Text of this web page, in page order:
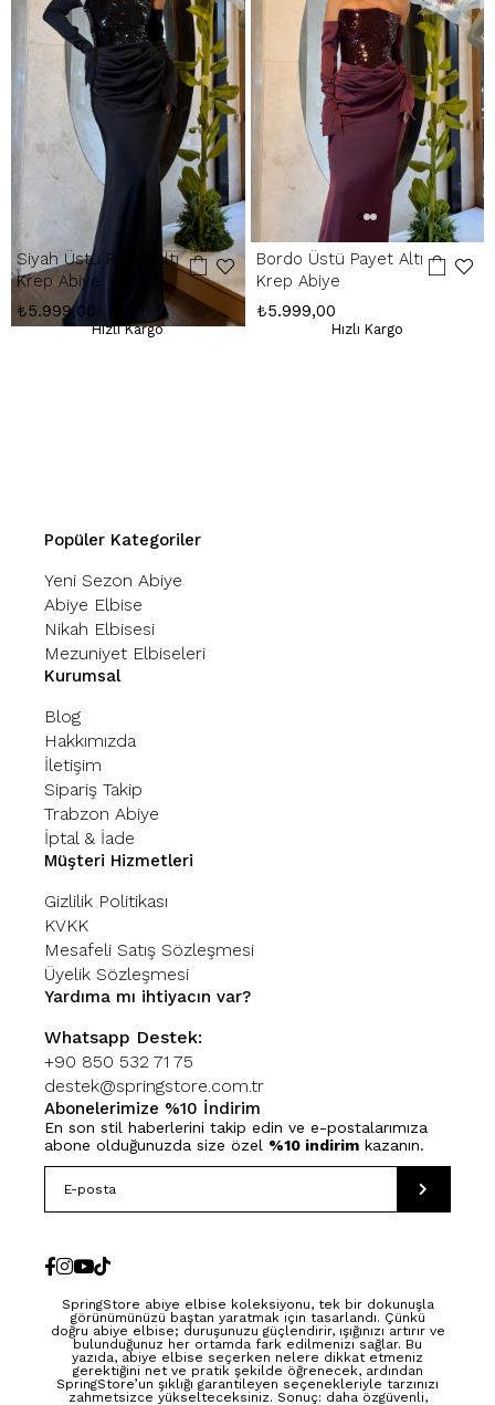
İade Adresimiz: Kemerkaya Mah. Halkevi Cad. No 11 SpringStore - Ortahisar
/ Trabzon
Whatsapp Çağrı Merkezi:085053217175
Siyah Üstü Payet Altı
Krep Abiye
₺5.999,00
Hızlı Kargo
Bordo Üstü Payet Altı
Krep Abiye
₺5.999,00
Hızlı Kargo
Popüler Kategoriler
Yeni Sezon Abiye
Abiye Elbise
Nikah Elbisesi
Mezuniyet Elbiseleri
Kurumsal
Blog
Hakkımızda
İletişim
Sipariş Takip
Trabzon Abiye
İptal & İade
Müşteri Hizmetleri
Gizlilik Politikası
KVKK
Mesafeli Satış Sözleşmesi
Üyelik Sözleşmesi
Yardıma mı ihtiyacın var?
Whatsapp Destek:
+90 850 532 71 75
destek@springstore.com.tr
Abonelerimize %10 İndirim
En son stil haberlerini takip edin ve e-postalarımıza
abone olduğunuzda size özel %10 indirim kazanın.
SpringStore abiye elbise koleksiyonu, tek bir dokunuşla
görünümünüzü baştan yaratmak için tasarlandı. Çünkü
doğru abiye elbise; duruşunuzu güçlendirir, ışığınızı artırır ve
bulunduğunuz her ortamda fark edilmenizi sağlar. Bu
yazıda, abiye elbise seçerken nelere dikkat etmeniz
gerektiğini net ve pratik şekilde öğrenecek, ardından
SpringStore’un şıklığı garantileyen seçenekleriyle tarzınızı
zahmetsizce yükselteceksiniz. Sonuç: daha özgüvenli,